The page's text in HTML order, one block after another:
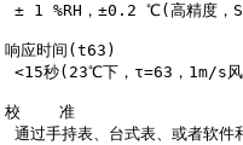
± 1 %RH，±0.2 ℃(高精度，SCS鉴定，单独定购)
响应时间(t63)
<15秒(23℃下，τ=63，1m/s风速，不带过滤器)
校    准
通过手持表、台式表、或者软件和通讯线进行校准